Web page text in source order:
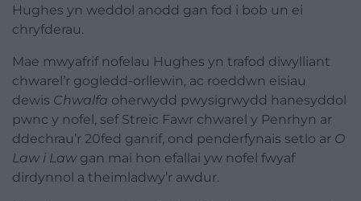
Hughes yn weddol anodd gan fod i bob un ei
chryfderau.
Mae mwyafrif nofelau Hughes yn trafod diwylliant
chwarel’r gogledd-orllewin, ac roeddwn eisiau
dewis Chwalfa oherwydd pwysigrwydd hanesyddol
pwnc y nofel , sef Streic Fawr chwarel y Penrhyn ar
ddechrau’r 20fed ganrif, ond penderfynais setlo ar O
Law i Law gan mai hon efallai yw nofel fwyaf
dirdynnol a theimladwy’r awdur.